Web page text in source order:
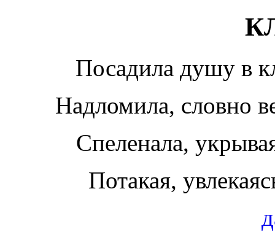
Посадила душу в
Надломила, словно
Спеленала,
Потакая,